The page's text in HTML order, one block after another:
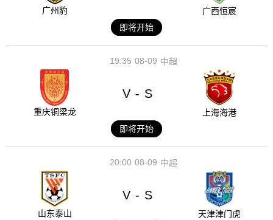
广州豹
广西恒宸
即将开始
08-09
19:35 中超
重庆铜梁龙
V - S
上海海港
即将开始
08-09
20:00 中超
山东泰山
V - S
天津津门虎